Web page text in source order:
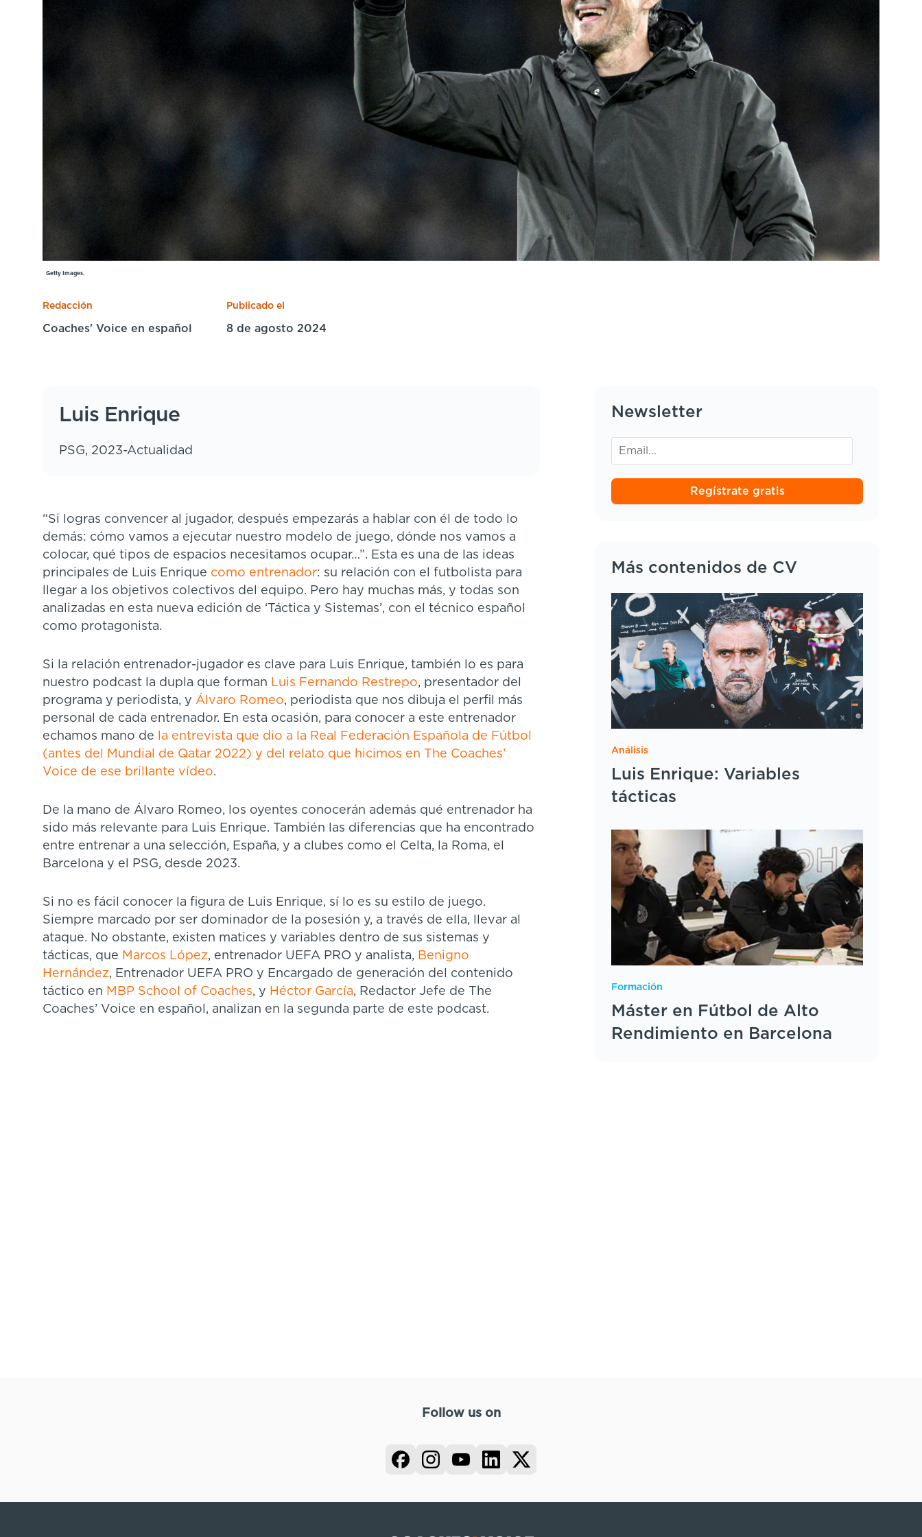
Getty Images.
Redacción
Coaches' Voice en español
Publicado el
8 de agosto 2024
Luis Enrique
PSG, 2023-Actualidad
“Si logras convencer al jugador, después empezarás a hablar con él de todo lo
demás: cómo vamos a ejecutar nuestro modelo de juego, dónde nos vamos a
colocar, qué tipos de espacios necesitamos ocupar…”. Esta es una de las ideas
principales de Luis Enrique como entrenador: su relación con el futbolista para
llegar a los objetivos colectivos del equipo. Pero hay muchas más, y todas son
analizadas en esta nueva edición de ‘Táctica y Sistemas’, con el técnico español
como protagonista.
Si la relación entrenador-jugador es clave para Luis Enrique, también lo es para
nuestro podcast la dupla que forman Luis Fernando Restrepo, presentador del
programa y periodista, y Álvaro Romeo, periodista que nos dibuja el perfil más
personal de cada entrenador. En esta ocasión, para conocer a este entrenador
echamos mano de
la entrevista que dio a la Real Federación Española de Fútbol
(antes del Mundial de Qatar 2022) y del relato que hicimos en The Coaches’
Voice de ese brillante vídeo.
De la mano de Álvaro Romeo, los oyentes conocerán además qué entrenador ha
sido más relevante para Luis Enrique. También las diferencias que ha encontrado
entre entrenar a una selección, España, y a clubes como el Celta, la Roma, el
Barcelona y el PSG, desde 2023.
Si no es fácil conocer la figura de Luis Enrique, sí lo es su estilo de juego.
Siempre marcado por ser dominador de la posesión y, a través de ella, llevar al
ataque. No obstante, existen matices y variables dentro de sus sistemas y
tácticas, que Marcos López, entrenador UEFA PRO y analista, Benigno
Hernández, Entrenador UEFA PRO y Encargado de generación del contenido
táctico en MBP School of Coaches, y Héctor García, Redactor Jefe de The
Coaches’ Voice en español, analizan en la segunda parte de este podcast.
Newsletter
Regístrate gratis
Más contenidos de CV
Análisis
Luis Enrique: Variables
tácticas
Formación
Máster en Fútbol de Alto
Rendimiento en Barcelona
Follow us on